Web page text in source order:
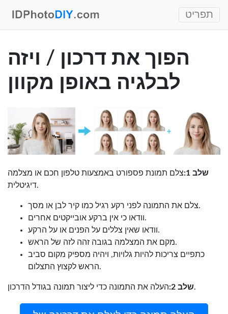
תפריט
הפוך את דרכון / ויזה
לבלגיה באופן מקוון
שלב 1:
צלם תמונת פספורט באמצעות טלפון חכם או מצלמה
דיגיטלית.
צלם את התמונה לפני רקע רגיל כמו קיר לבן או מסך.
וודאו כי אין ברקע אובייקטים אחרים.
וודאו שאין צללים על הפנים או על הרקע.
מקם את המצלמה בגובה זהה לזה של הראש.
כתפיים צריכות להיות גלויות, ויהיה מספיק מקום סביב
הראש לקצוץ התצלום.
שלב 2:העלה את התמונה כדי ליצור תמונה בגודל הדרכון.